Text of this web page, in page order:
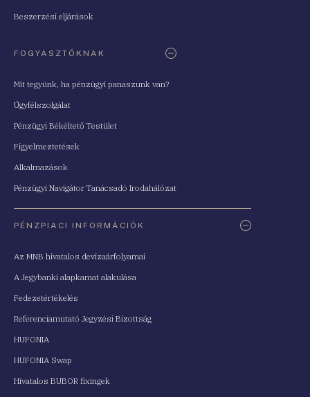
Beszerzési eljárások
FOGYASZTÓKNAK
Mit tegyünk, ha pénzügyi panaszunk van?
Ügyfélszolgálat
Pénzügyi Békéltető Testület
Figyelmeztetések
Alkalmazások
Pénzügyi Navigátor Tanácsadó Irodahálózat
PÉNZPIACI INFORMÁCIÓK
Az MNB hivatalos devizaárfolyamai
A Jegybanki alapkamat alakulása
Fedezetértékelés
Referenciamutató Jegyzési Bizottság
HUFONIA
HUFONIA Swap
Hivatalos BUBOR fixingek